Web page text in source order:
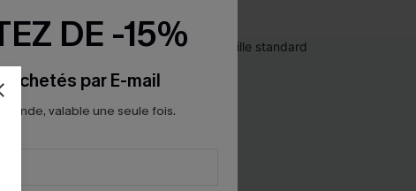
DE -15%
Achetés par E-mail
valable une seule fois.